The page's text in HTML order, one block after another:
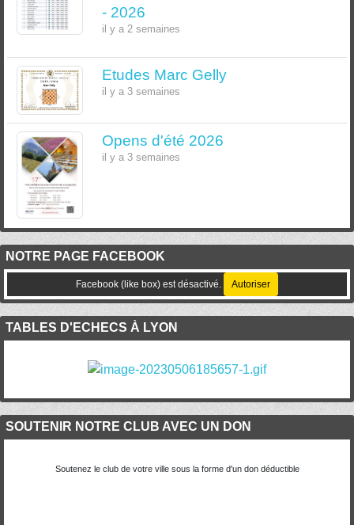
- 2026
il y a 2 semaines
Etudes Marc Gelly
il y a 3 semaines
Opens d'été 2026
il y a 3 semaines
NOTRE PAGE FACEBOOK
Facebook (like box) est désactivé. Autoriser
TABLES D'ECHECS À LYON
SOUTENIR NOTRE CLUB AVEC UN DON
Soutenez le club de votre ville sous la forme d'un don déductible